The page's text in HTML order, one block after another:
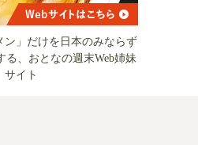
ン」だけを日本のみならず
る、おとなの週末Web姉妹
サイト